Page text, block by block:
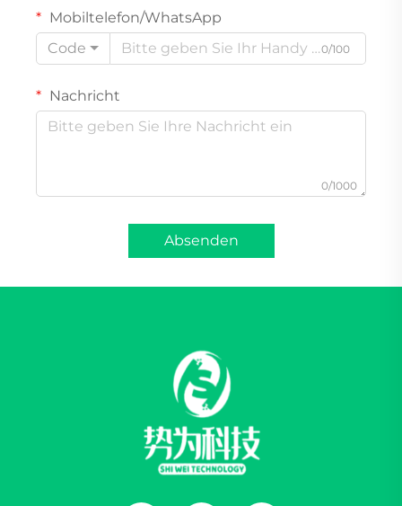
Mobiltelefon/WhatsApp
Code
0/100
Nachricht
0/1000
Absenden